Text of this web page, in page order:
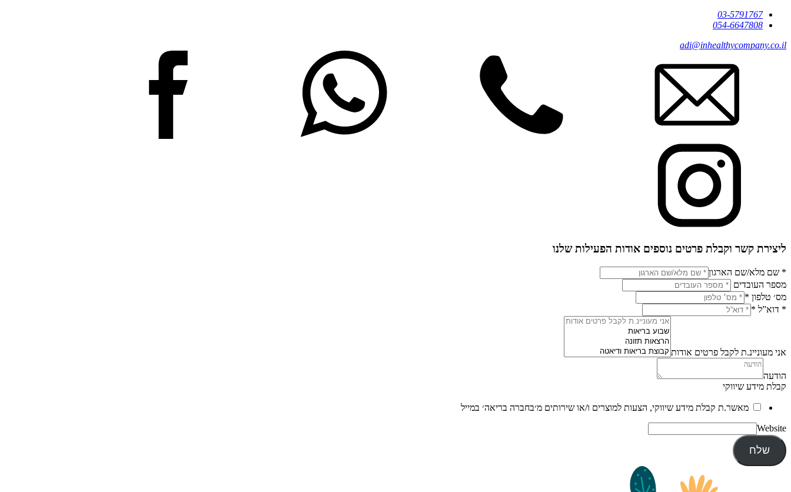
03-5791767
054-6647808
adi@inhealthycompany.co.il
ליצירת קשר וקבלת פרטים נוספים אודות הפעילות שלנו
* שם מלא/שם הארגון
מספר העובדים
מס׳ טלפון *
* דוא”ל *
אני מעוניינ.ת לקבל פרטים אודות
הודעה
קבלת מידע שיווקי
מאשר.ת קבלת מידע שיווקי, הצעות למוצרים ו/או שירותים מ׳בחברה בריאה׳ במייל
Website
שלח